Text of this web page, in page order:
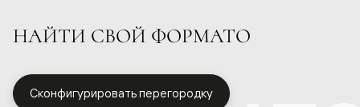
НАЙТИ СВОЙ ФОРМАТО
Сконфигурировать перегородку